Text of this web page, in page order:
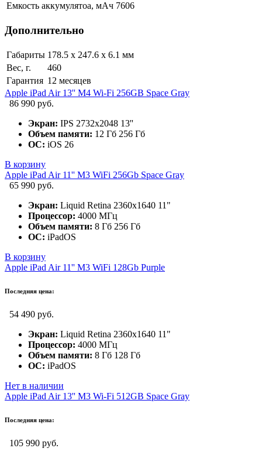
Емкость аккумулятоа, мАч 7606
Дополнительно
Габариты 178.5 х 247.6 х 6.1 мм
Вес, г.
460
Гарантия 12 месяцев
Apple iPad Air 13'' M4 Wi-Fi 256GB Space Gray
86 990 руб.
Экран: IPS 2732x2048 13''
Объем памяти: 12 Гб 256 Гб
ОС: iOS 26
В корзину
Apple iPad Air 11'' M3 WiFi 256Gb Space Gray
65 990 руб.
Экран: Liquid Retina 2360x1640 11"
Процессор: 4000 МГц
Объем памяти: 8 Гб 256 Гб
ОС: iPadOS
В корзину
Apple iPad Air 11'' M3 WiFi 128Gb Purple
Последняя цена:
54 490 руб.
Экран: Liquid Retina 2360x1640 11"
Процессор: 4000 МГц
Объем памяти: 8 Гб 128 Гб
ОС: iPadOS
Нет в наличии
Apple iPad Air 13'' M3 Wi-Fi 512GB Space Gray
Последняя цена:
105 990 руб.